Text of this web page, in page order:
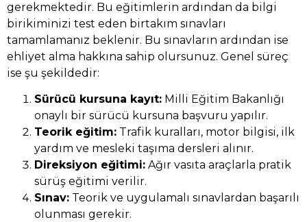
gerekmektedir. Bu eğitimlerin ardından da bilgi
birikiminizi test eden birtakım sınavları
tamamlamanız beklenir. Bu sınavların ardından ise
ehliyet alma hakkına sahip olursunuz. Genel süreç
ise şu şekildedir:
Sürücü kursuna kayıt: Milli Eğitim Bakanlığı
onaylı bir sürücü kursuna başvuru yapılır.
Teorik eğitim: Trafik kuralları, motor bilgisi, ilk
yardım ve mesleki taşıma dersleri alınır.
Direksiyon eğitimi: Ağır vasıta araçlarla pratik
sürüş eğitimi verilir.
Sınav: Teorik ve uygulamalı sınavlardan başarılı
olunması gerekir.